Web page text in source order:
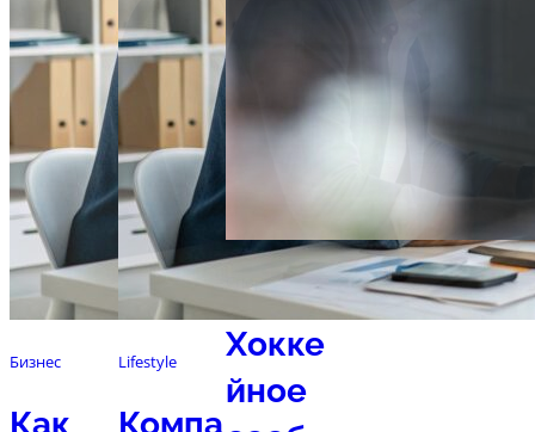
Бизнес Lifestyle
Спорт
Хокке
йное